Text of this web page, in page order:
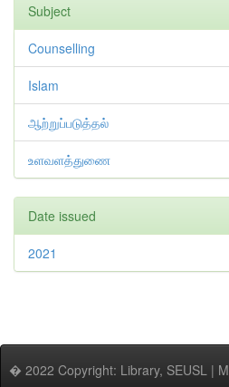
Subject
Counselling
Islam
ஆற்றுப்படுத்தல்
உளவளத்துணை
Date issued
2021
� 2022 Copyright: Library, SEUSL |